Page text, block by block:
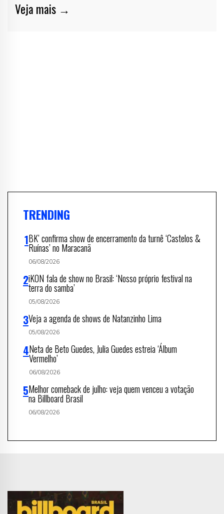
Veja mais →
TRENDING
BK’ confirma show de encerramento da turnê ‘Castelos &
Ruínas’ no Maracanã
06/08/2026
iKON fala de show no Brasil: ‘Nosso próprio festival na
terra do samba’
05/08/2026
Veja a agenda de shows de Natanzinho Lima
05/08/2026
Neta de Beto Guedes, Julia Guedes estreia ‘Álbum
Vermelho’
06/08/2026
Melhor comeback de julho: veja quem venceu a votação
na Billboard Brasil
06/08/2026